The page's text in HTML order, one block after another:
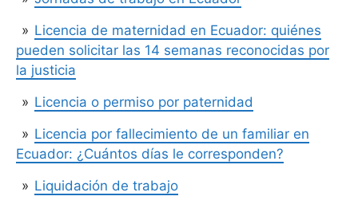
Licencia de maternidad en Ecuador: quiénes
pueden solicitar las 14 semanas reconocidas por
la justicia
Licencia o permiso por paternidad
Licencia por fallecimiento de un familiar en
Ecuador: ¿Cuántos días le corresponden?
Liquidación de trabajo